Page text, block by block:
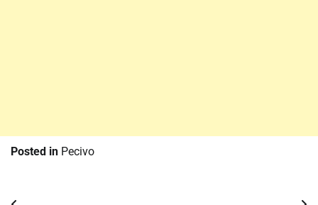
Posted in Pecivo